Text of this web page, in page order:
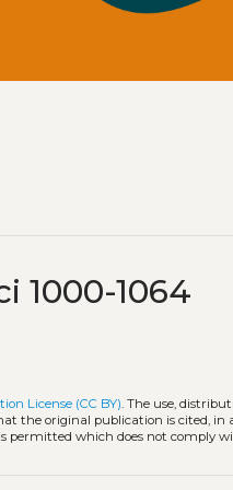
1000-1064
License (CC BY). The use,
the original publication is cited, in
permitted which does not comply